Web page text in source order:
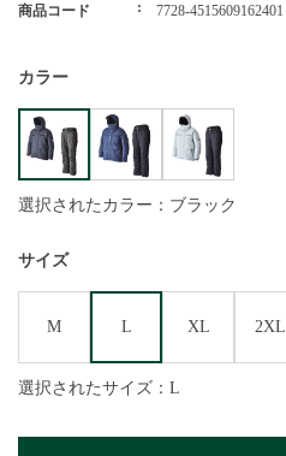
商品コード 7728-4515609162401
カラー
選択されたカラー：ブラック
サイズ
M L XL 2XL
選択されたサイズ：L